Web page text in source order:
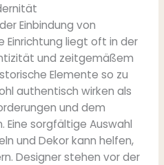
Einbindung von
Einrichtung liegt oft in der
und zeitgemäßem
Elemente so zu
authentisch wirken als
und dem
Eine sorgfältige Auswahl
und Dekor kann helfen,
Designer stehen vor der